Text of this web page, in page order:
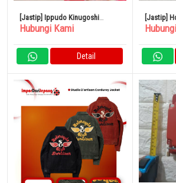
[Jastip] Ippudo Kinugoshi
Tonkotsu Ramen Mie Shiromaru
Hubungi Kami
Detail
[Jastip]
NHRA